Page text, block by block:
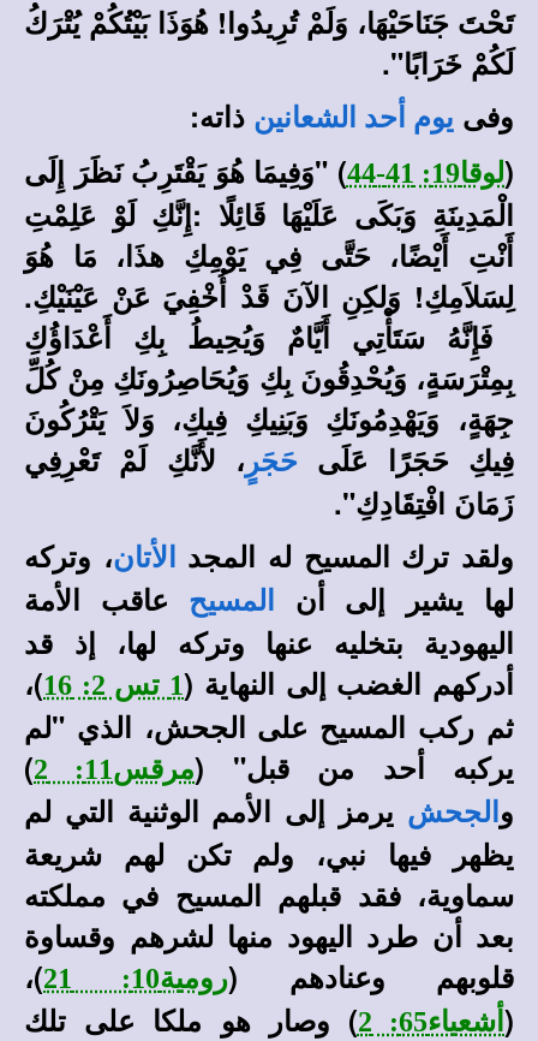
تَحْتَ جَنَاحَيْهَا، وَلَمْ تُرِيدُوا! هُوَذَا بَيْتُكُمْ يُتْرَكُ
لَكُمْ خَرَابًا".
وفى يوم أحد الشعانين ذاته:
(لوقا19: 41-44 ) "وَفِيمَا هُوَ يَقْتَرِبُ نَظَرَ إِلَى
الْمَدِينَةِ وَبَكَى عَلَيْهَا قَائِلًا :إِنَّكِ لَوْ عَلِمْتِ
أَنْتِ أَيْضًا، حَتَّى فِي يَوْمِكِ هذَا، مَا هُوَ
لِسَلاَمِكِ! وَلكِنِ الآنَ قَدْ أُخْفِيَ عَنْ عَيْنَيْكِ.
فَإِنَّهُ سَتَأْتِي أَيَّامٌ وَيُحِيطُ بِكِ أَعْدَاؤُكِ
بِمِتْرَسَةٍ، وَيُحْدِقُونَ بِكِ وَيُحَاصِرُونَكِ مِنْ كُلِّ
جِهَةٍ، وَيَهْدِمُونَكِ وَبَنِيكِ فِيكِ، وَلاَ يَتْرُكُونَ
فِيكِ حَجَرًا عَلَى
حَجَرٍ ، لأَنَّكِ لَمْ تَعْرِفِي
زَمَانَ افْتِقَادِكِ".
ولقد ترك المسيح له المجد
الأتان، وتركه
لها يشير إلى أن
المسيح
عاقب الأمة
اليهودية بتخليه عنها وتركه لها، إذ قد
أدركهم الغضب إلى النهاية (1 تس 2: 16
)،
ثم ركب المسيح على الجحش، الذي "لم
يركبه أحد من قبل" (مرقس11: 2
)
و الجحش يرمز إلى الأمم الوثنية التي لم
يظهر فيها نبي، ولم تكن لهم شريعة
سماوية، فقد قبلهم المسيح في مملكته
بعد أن طرد اليهود منها لشرهم وقساوة
قلوبهم وعنادهم (رومية10: 21
)،
(أشعياء65: 2
) وصار هو ملكا على تلك